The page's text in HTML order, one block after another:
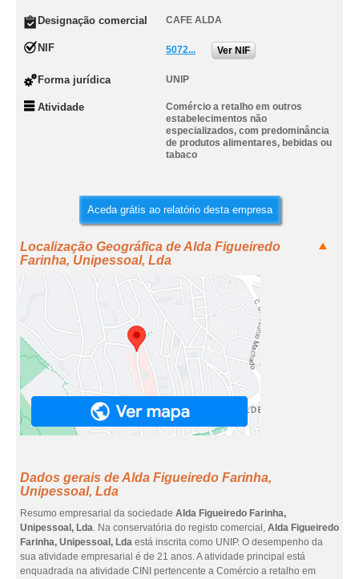
Designação comercial CAFE ALDA
NIF 5072... Ver NIF
Forma jurídica UNIP
Atividade
Comércio a retalho em outros
estabelecimentos não
especializados, com predominância
de produtos alimentares, bebidas ou
tabaco
Aceda grátis ao relatório desta empresa
Localização Geográfica de Alda Figueiredo
Farinha, Unipessoal, Lda
Dados gerais de Alda Figueiredo Farinha,
Unipessoal, Lda
Resumo empresarial da sociedade Alda Figueiredo Farinha,
Unipessoal, Lda. Na conservatória do registo comercial, Alda Figueiredo
Farinha, Unipessoal, Lda está inscrita como UNIP. O desempenho da
sua atividade empresarial é de 21 anos. A atividade principal está
enquadrada na atividade CINI pertencente a Comércio a retalho em